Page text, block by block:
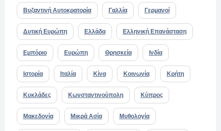
Βυζαντινή Αυτοκρατορία Γαλλία Γερμανοί
Δυτική Ευρώπη Ελλάδα Ελληνική Επανάσταση
Εμπόριο Ευρώπη Θρησκεία Ινδία
Ιστορία Ιταλία Κίνα Κοινωνία Κρήτη
Κυκλάδες Κωνσταντινούπολη Κύπρος
Μακεδονία Μικρά Ασία Μυθολογία